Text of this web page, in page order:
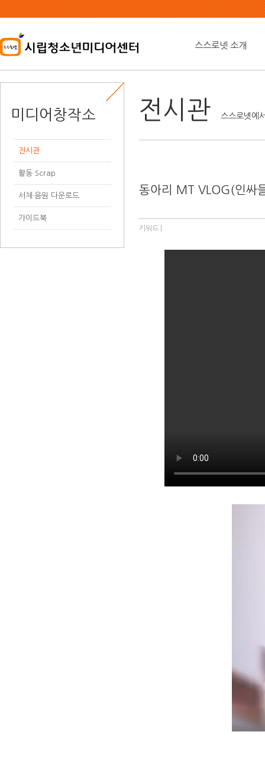
본
문
용
바
가
기
스스로넷 소개
미디어창작소
전시관
활동 Scrap
서체·음원 다운로드
가이드북
전시관 스스로넷에
동아리 MT VLOG(인싸
키워드 |